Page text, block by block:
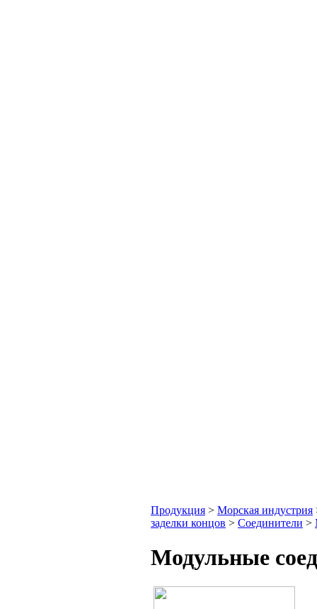
Продукция > Морская индустрия
заделки концов > Соединители >
Модульные